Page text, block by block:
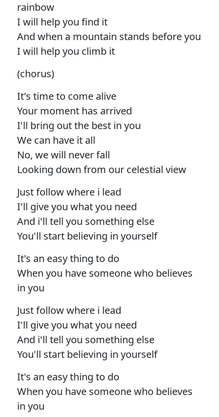
rainbow
I will help you find it
And when a mountain stands before you
I will help you climb it
(chorus)
It's time to come alive
Your moment has arrived
I'll bring out the best in you
We can have it all
No, we will never fall
Looking down from our celestial view
Just follow where i lead
I'll give you what you need
And i'll tell you something else
You'll start believing in yourself
It's an easy thing to do
When you have someone who believes
in you
Just follow where i lead
I'll give you what you need
And i'll tell you something else
You'll start believing in yourself
It's an easy thing to do
When you have someone who believes
in you